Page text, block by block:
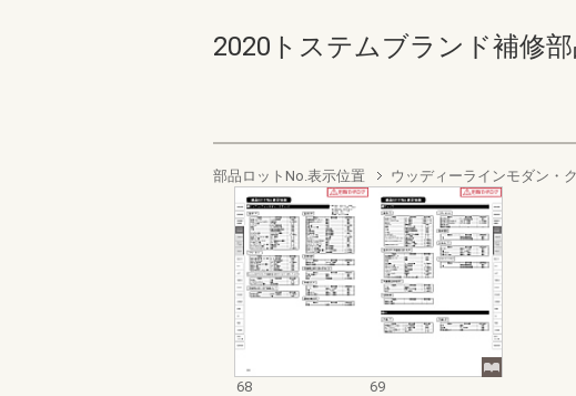
2020トステムブランド補修
部品ロットNo.表示位置 ウッディーラインモダン・
68 69